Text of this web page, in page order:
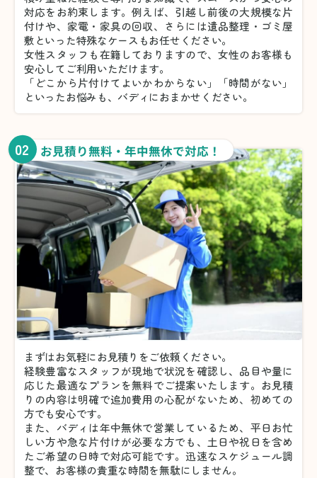
対応をお約束します。例えば、引越し前後の大規模な片
付けや、家電・家具の回収、さらには遺品整理・ゴミ屋
敷といった特殊なケースもお任せください。
女性スタッフも在籍しておりますので、女性のお客様も
安心してご利用いただけます。
「どこから片付けてよいかわからない」「時間がない」
といったお悩みも、バディにおまかせください。
02 お見積り無料・年中無休で対応！
まずはお気軽にお見積りをご依頼ください。
経験豊富なスタッフが現地で状況を確認し、品目や量に
応じた最適なプランを無料でご提案いたします。お見積
りの内容は明確で追加費用の心配がないため、初めての
方でも安心です。
また、バディは年中無休で営業しているため、平日お忙
しい方や急な片付けが必要な方でも、土日や祝日を含め
たご希望の日時で対応可能です。迅速なスケジュール調
整で、お客様の貴重な時間を無駄にしません。